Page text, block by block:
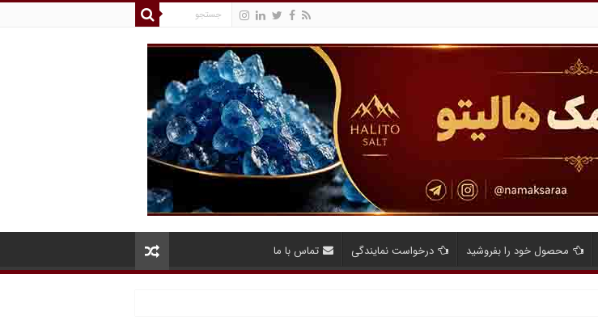
محصول خود را بفروشید درخواست نمایندگی تماس با ما